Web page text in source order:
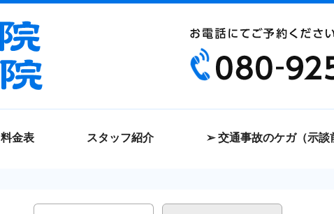
料金表 スタッフ紹介 ➢ 交通事故のケガ（示談